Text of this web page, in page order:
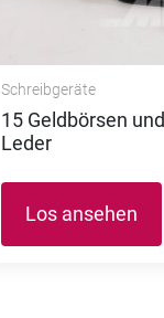
Schreibgeräte
15 Geldbörsen
Leder
Los ansehen